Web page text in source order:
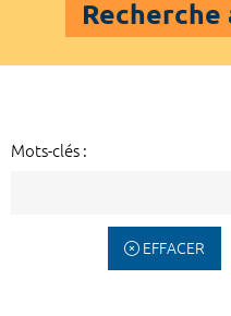
Recherche
Mots-clés :
EFFACER